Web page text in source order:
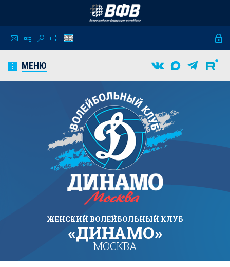
МЕНЮ
ЖЕНСКИЙ ВОЛЕЙБОЛЬНЫЙ КЛУБ
«ДИНАМО»
МОСКВА